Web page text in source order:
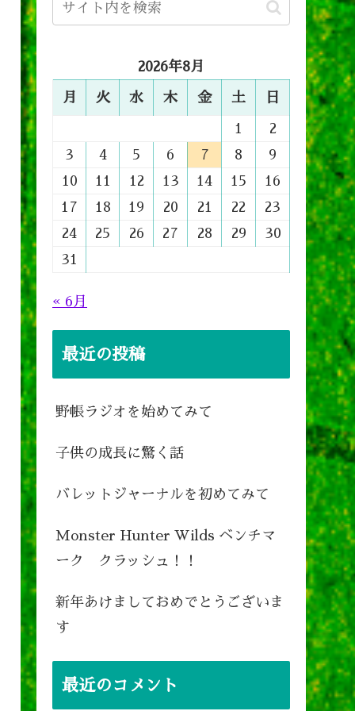
2026年8月
月 火 水 木 金 土 日
1
2
3
4 5 6 7 8
9
10
11 12 13 14 15
16
17
18 19 20 21 22
23
24
25 26 27 28 29
30
31
« 6月
最近の投稿
野帳ラジオを始めてみて
子供の成長に驚く話
バレットジャーナルを初めてみて
Monster Hunter Wilds ベンチマ
ーク クラッシュ！！
新年あけましておめでとうございま
す
最近のコメント